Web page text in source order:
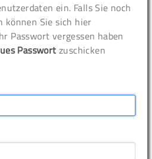
ein. Falls Sie noch
können Sie sich hier
Passwort vergessen haben
Passwort zuschicken